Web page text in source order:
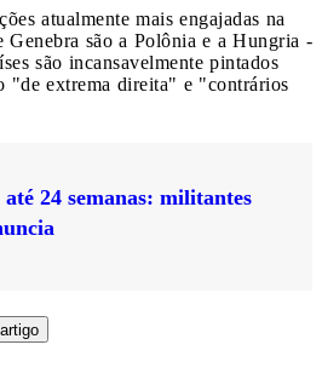
atualmente mais engajadas na
Genebra são a Polônia e a Hungria -
são incansavelmente pintados
"de extrema direita" e "contrários
24 semanas: militantes